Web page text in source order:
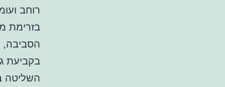
רוחב
בזרימת
הסביבה,
בקביעת
השליטה